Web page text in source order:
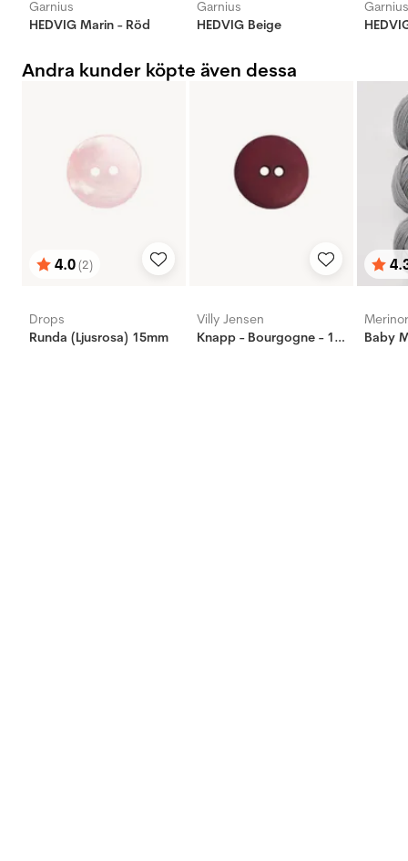
Garnius
HEDVIG Marin - Röd
Garnius
HEDVIG Beige
Garnius
Andra kunder köpte även dessa
Betyg:
4.0(2)
utav 5 stjärnor
Drops
Runda (Ljusrosa) 15mm
Villy Jensen
Knapp - Bourgogne - 15mm
utav
Merinor
Baby